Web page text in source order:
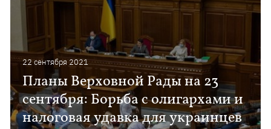
22 сентября 2021
Планы Верховной Рады на 23
сентября: Борьба с олигархами и
налоговая удавка для украинцев